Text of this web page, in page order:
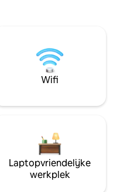
Wifi
Laptopvriendelijke
werkplek